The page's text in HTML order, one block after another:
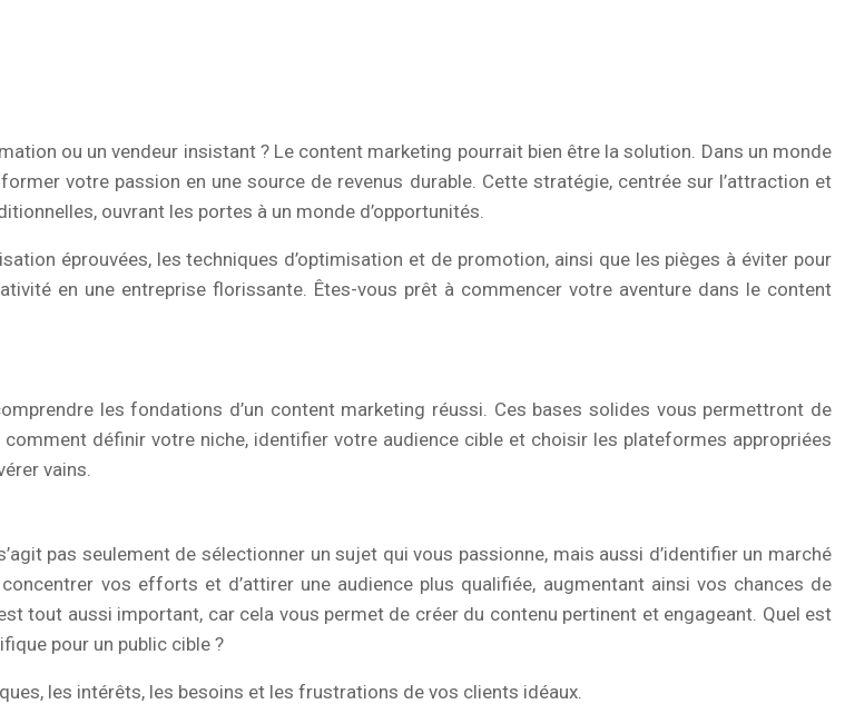
ou un vendeur insistant ? Le content marketing pourrait bien être la solution. Dans un monde
votre passion en une source de revenus durable. Cette stratégie, centrée sur l’attraction et
ouvrant les portes à un monde d’opportunités.
éprouvées, les techniques d’optimisation et de promotion, ainsi que les pièges à éviter pour
en une entreprise florissante. Êtes-vous prêt à commencer votre aventure dans le content
les fondations d’un content marketing réussi. Ces bases solides vous permettront de
définir votre niche, identifier votre audience cible et choisir les plateformes appropriées
vains.
pas seulement de sélectionner un sujet qui vous passionne, mais aussi d’identifier un marché
vos efforts et d’attirer une audience plus qualifiée, augmentant ainsi vos chances de
tout aussi important, car cela vous permet de créer du contenu pertinent et engageant. Quel est
pour un public cible ?
les intérêts, les besoins et les frustrations de vos clients idéaux.